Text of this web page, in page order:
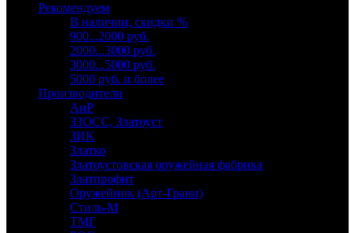
Рекомендуем
В наличии, скидки %
900...2000 руб.
2000...3000 руб.
3000...5000 руб.
5000 руб. и более
Производители
АиР
ЗЗОСС, Златоуст
ЗИК
Златко
Златоустовская оружейная фабрика
Златпрофит
Оружейник (Арт-Грани)
Стиль-М
ТМГ